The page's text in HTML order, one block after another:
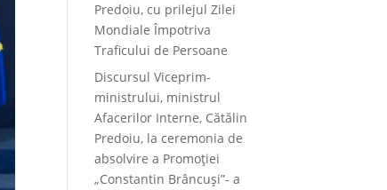
Predoiu, cu prilejul Zilei
Mondiale Împotriva
Traficului de Persoane
Discursul Viceprim-
ministrului, ministrul
Afacerilor Interne, Cătălin
Predoiu, la ceremonia de
absolvire a Promoției
„Constantin Brâncuși”- a